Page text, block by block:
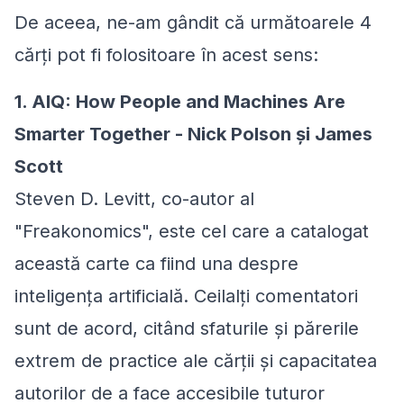
De aceea, ne-am gândit că următoarele 4
cărți pot fi folositoare în acest sens:
1. AIQ: How People and Machines Are
Smarter Together - Nick Polson și James
Scott
Steven D. Levitt, co-autor al
"Freakonomics", este cel care a catalogat
această carte ca fiind una despre
inteligența artificială. Ceilalți comentatori
sunt de acord, citând sfaturile și părerile
extrem de practice ale cărții și capacitatea
autorilor de a face accesibile tuturor